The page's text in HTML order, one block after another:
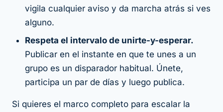
vigila cualquier aviso y da marcha atrás si ves
alguno.
Respeta el intervalo de unirte-y-esperar.
Publicar en el instante en que te unes a un
grupo es un disparador habitual. Únete,
participa un par de días y luego publica.
Si quieres el marco completo para escalar la